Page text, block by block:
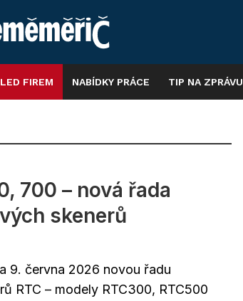
FIREM NABÍDKY PRÁCE TIP NA ZPRÁVU
700 – nová řada
skenerů
9. června 2026 novou řadu
RTC – modely RTC300, RTC500